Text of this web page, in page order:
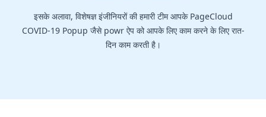
इसके अलावा, विशेषज्ञ इंजीनियरों की हमारी टीम आपके PageCloud
COVID-19 Popup जैसे powr ऐप को आपके लिए काम करने के लिए रात-
दिन काम करती है।